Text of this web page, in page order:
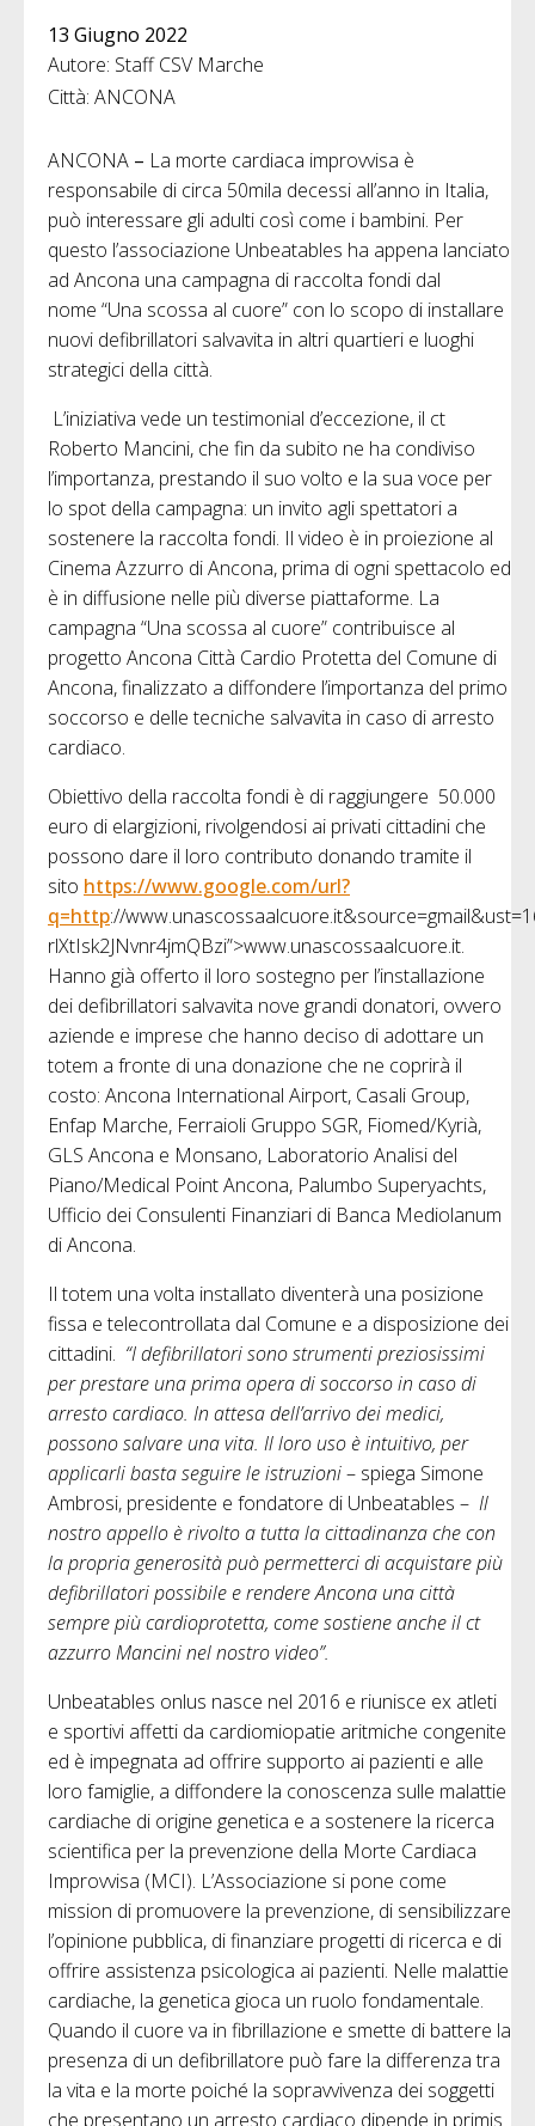
13 Giugno 2022
Autore: Staff CSV Marche
Città: ANCONA
ANCONA – La morte cardiaca improvvisa è
responsabile di circa 50mila decessi all’anno in Italia,
può interessare gli adulti così come i bambini. Per
questo l’associazione Unbeatables ha appena lanciato
ad Ancona una campagna di raccolta fondi dal
nome “Una scossa al cuore” con lo scopo di installare
nuovi defibrillatori salvavita in altri quartieri e luoghi
strategici della città.
L’iniziativa vede un testimonial d’eccezione, il ct
Roberto Mancini, che fin da subito ne ha condiviso
l’importanza, prestando il suo volto e la sua voce per
lo spot della campagna: un invito agli spettatori a
sostenere la raccolta fondi. Il video è in proiezione al
Cinema Azzurro di Ancona, prima di ogni spettacolo ed
è in diffusione nelle più diverse piattaforme. La
campagna “Una scossa al cuore” contribuisce al
progetto Ancona Città Cardio Protetta del Comune di
Ancona, finalizzato a diffondere l’importanza del primo
soccorso e delle tecniche salvavita in caso di arresto
cardiaco.
Obiettivo della raccolta fondi è di raggiungere 50.000
euro di elargizioni, rivolgendosi ai privati cittadini che
possono dare il loro contributo donando tramite il
sito https://www.google.com/url?
q=http://
rlXtIsk2JNvnr4jmQBzi”>www.unascossaalcuore.it.
Hanno già offerto il loro sostegno per l’installazione
dei defibrillatori salvavita nove grandi donatori, ovvero
aziende e imprese che hanno deciso di adottare un
totem a fronte di una donazione che ne coprirà il
costo: Ancona International Airport, Casali Group,
Enfap Marche, Ferraioli Gruppo SGR, Fiomed/Kyrià,
GLS Ancona e Monsano, Laboratorio Analisi del
Piano/Medical Point Ancona, Palumbo Superyachts,
Ufficio dei Consulenti Finanziari di Banca Mediolanum
di Ancona.
Il totem una volta installato diventerà una posizione
fissa e telecontrollata dal Comune e a disposizione dei
cittadini. “I defibrillatori sono strumenti preziosissimi
per prestare una prima opera di soccorso in caso di
arresto cardiaco. In attesa dell’arrivo dei medici,
possono salvare una vita. Il loro uso è intuitivo, per
applicarli basta seguire le istruzioni– spiega Simone
Ambrosi, presidente e fondatore di Unbeatables – Il
nostro appello è rivolto a tutta la cittadinanza che con
la propria generosità può permetterci di acquistare più
defibrillatori possibile e rendere Ancona una città
sempre più cardioprotetta, come sostiene anche il ct
azzurro Mancini nel nostro video”.
Unbeatables onlus nasce nel 2016 e riunisce ex atleti
e sportivi affetti da cardiomiopatie aritmiche congenite
ed è impegnata ad offrire supporto ai pazienti e alle
loro famiglie, a diffondere la conoscenza sulle malattie
cardiache di origine genetica e a sostenere la ricerca
scientifica per la prevenzione della Morte Cardiaca
Improvvisa (MCI). L’Associazione si pone come
mission di promuovere la prevenzione, di sensibilizzare
l’opinione pubblica, di finanziare progetti di ricerca e di
offrire assistenza psicologica ai pazienti. Nelle malattie
cardiache, la genetica gioca un ruolo fondamentale.
Quando il cuore va in fibrillazione e smette di battere la
presenza di un defibrillatore può fare la differenza tra
la vita e la morte poiché la sopravvivenza dei soggetti
che presentano un arresto cardiaco dipende in primis